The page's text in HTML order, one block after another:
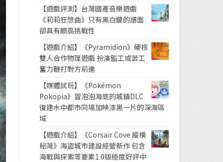
【遊戲評測】台灣國產音樂遊戲
《莉莉狂想曲》只有黑白鍵的譜面
卻具有頗高挑戰性
【遊戲介紹】《Pyramidion》硬核
雙人合作物理遊戲 扮演監工或苦工
奮力鞭打對方前進
【媒體試玩】《Pokémon
Pokopia》冒泡泡海底的城鎮DLC
復建水中都市同場加映漆黑一片的深海區
域
【遊戲介紹】《Corsair Cove 縱橫
秘灣》海盜城市建設經營新作 包含
海戰與探索等要素1.0版極度好評中